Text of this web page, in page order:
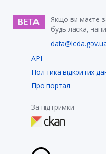
Якщо ви маєте
будь ласка,
data@loda.gov.ua
API
Політика відкритих
Про портал
За підтримки